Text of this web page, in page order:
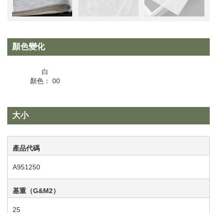
顏色變化
白
顏色： 00
大小
產品代碼
A951250
基重（G&M2）
25